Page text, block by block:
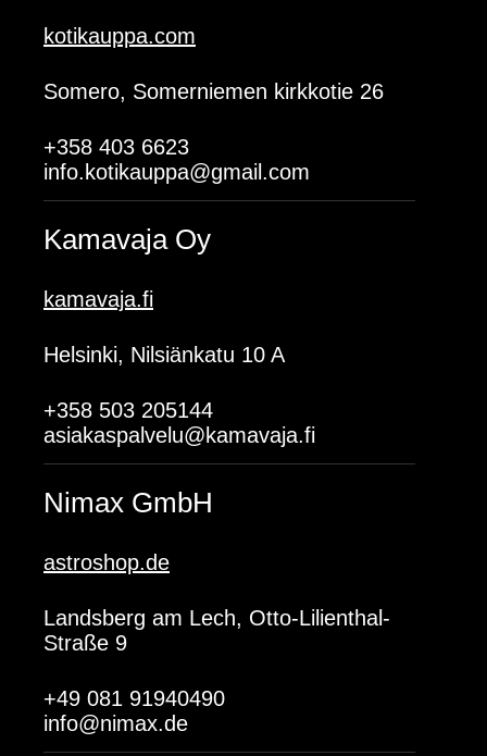
kotikauppa.com
Somero, Somerniemen kirkkotie 26
+358 403 6623
info.kotikauppa@gmail.com
Kamavaja Oy
kamavaja.fi
Helsinki, Nilsiänkatu 10 A
+358 503 205144
asiakaspalvelu@kamavaja.fi
Nimax GmbH
astroshop.de
Landsberg am Lech, Otto-Lilienthal-
Straße 9
+49 081 91940490
info@nimax.de